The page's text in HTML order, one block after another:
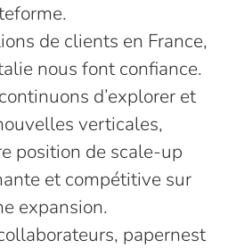
de clients en France,
nous font confiance.
d’explorer et
verticales,
position de scale-up
et compétitive sur
expansion.
papernest